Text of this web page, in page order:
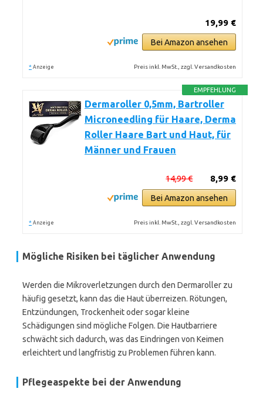
19,99 €
Bei Amazon ansehen
* Anzeige Preis inkl. MwSt., zzgl. Versandkosten
EMPFEHLUNG
Dermaroller 0,5mm, Bartroller
Microneedling für Haare, Derma
Roller Haare Bart und Haut, für
Männer und Frauen
8,99 €
14,99 €
Bei Amazon ansehen
* Anzeige Preis inkl. MwSt., zzgl. Versandkosten
Mögliche Risiken bei täglicher Anwendung
Werden die Mikroverletzungen durch den Dermaroller zu
häufig gesetzt, kann das die Haut überreizen. Rötungen,
Entzündungen, Trockenheit oder sogar kleine
Schädigungen sind mögliche Folgen. Die Hautbarriere
schwächt sich dadurch, was das Eindringen von Keimen
erleichtert und langfristig zu Problemen führen kann.
Pflegeaspekte bei der Anwendung